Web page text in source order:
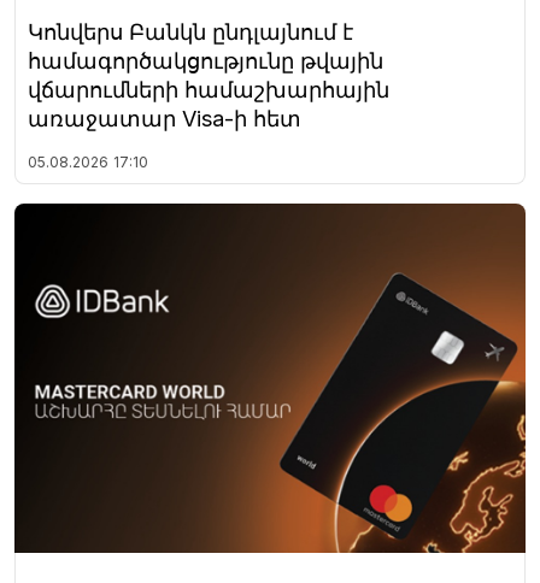
Կոնվերս Բանկն ընդլայնում է
համագործակցությունը թվային
վճարումների համաշխարհային
առաջատար Visa-ի հետ
05.08.2026 17:10